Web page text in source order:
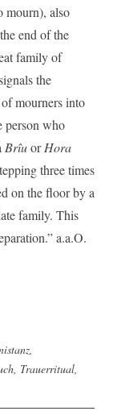
mourn), also
end of the
family of
the
mourners into
person who
BrîuorHora
three times
on the floor by a
family. This
a.a.O.
,
, Trauerritual,